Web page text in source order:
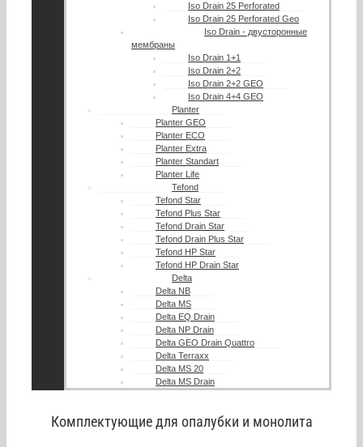
Iso Drain 25 Perforated
Iso Drain 25 Perforated Geo
Iso Drain - двусторонные
мембраны
Iso Drain 1+1
Iso Drain 2+2
Iso Drain 2+2 GEO
Iso Drain 4+4 GEO
Planter
Planter GEO
Planter ECO
Planter Extra
Planter Standart
Planter Life
Tefond
Tefond Star
Tefond Plus Star
Tefond Drain Star
Tefond Drain Plus Star
Tefond HP Star
Tefond HP Drain Star
Delta
Delta NB
Delta MS
Delta EQ Drain
Delta NP Drain
Delta GEO Drain Quattro
Delta Terraxx
Delta MS 20
Delta MS Drain
Комплектующие для опалубки и монолита